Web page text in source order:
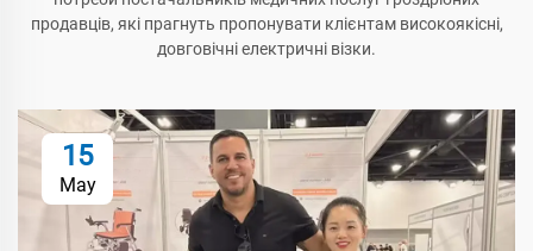
продавців, які прагнуть пропонувати клієнтам високоякісні,
довговічні електричні візки.
15
May